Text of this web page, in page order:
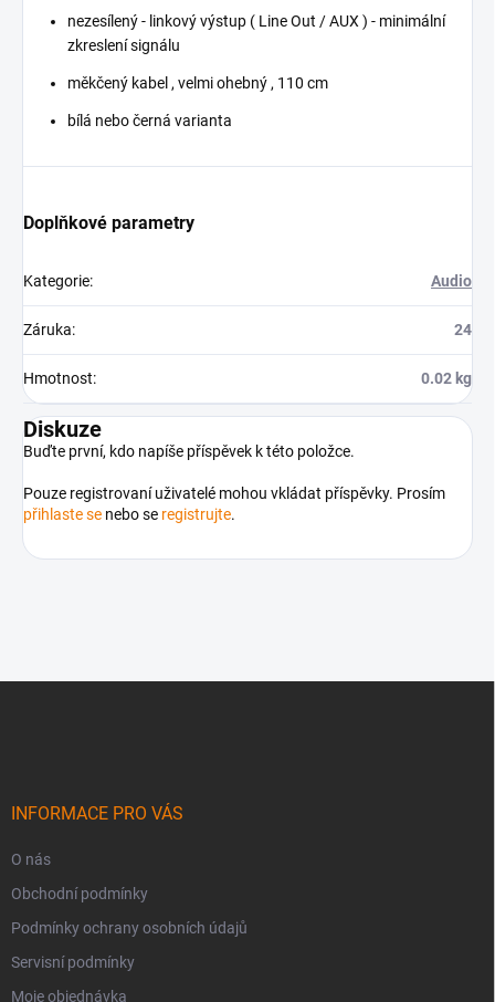
nezesílený - linkový výstup ( Line Out / AUX ) - minimální
zkreslení signálu
měkčený kabel , velmi ohebný , 110 cm
bílá nebo černá varianta
Doplňkové parametry
Kategorie: Audio
Záruka: 24
Hmotnost: 0.02 kg
Diskuze
Buďte první, kdo napíše příspěvek k této položce.
Pouze registrovaní uživatelé mohou vkládat příspěvky. Prosím
přihlaste se nebo se registrujte.
INFORMACE PRO VÁS
O nás
Obchodní podmínky
Podmínky ochrany osobních údajů
Servisní podmínky
Moje objednávka